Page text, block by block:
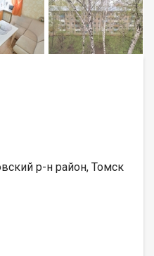
р-н район, Томск